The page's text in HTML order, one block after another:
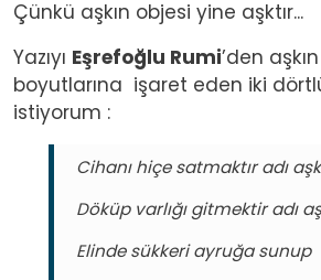
Çünkü aşkın objesi yine aşktır...
Yazıyı Eşrefoğlu Rumi’den
boyutlarına işaret eden iki
istiyorum :
Cihanı hiçe satmaktır adı aşk
Döküp varlığı gitmektir adı
Elinde sükkeri ayruğa sunup